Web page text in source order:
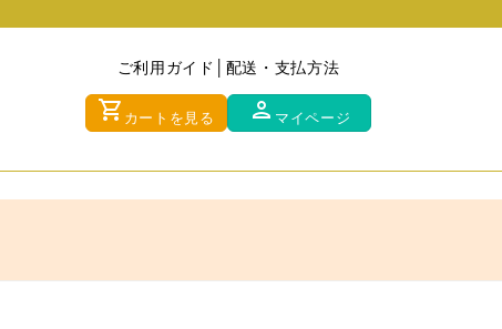
ご利用ガイド 配送・支払方法
shopping_cart カートを見る person マイページ